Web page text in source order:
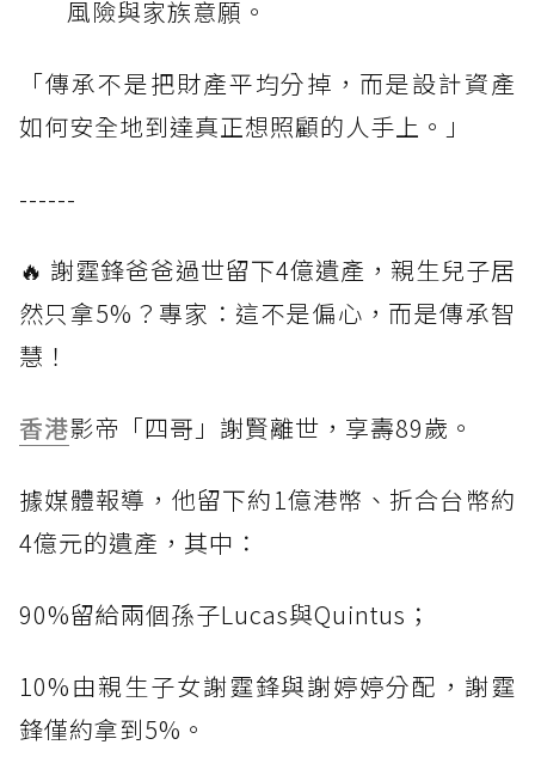
風險與家族意願。
「傳承不是把財產平均分掉，而是設計資產
如何安全地到達真正想照顧的人手上。」
------
🔥 謝霆鋒爸爸過世留下4億遺產，親生兒子居
然只拿5%？專家：這不是偏心，而是傳承智
慧！
香港影帝「四哥」謝賢離世，享壽89歲。
據媒體報導，他留下約1億港幣、折合台幣約
4億元的遺產，其中：
90%留給兩個孫子Lucas與Quintus；
10%由親生子女謝霆鋒與謝婷婷分配，謝霆
鋒僅約拿到5%。